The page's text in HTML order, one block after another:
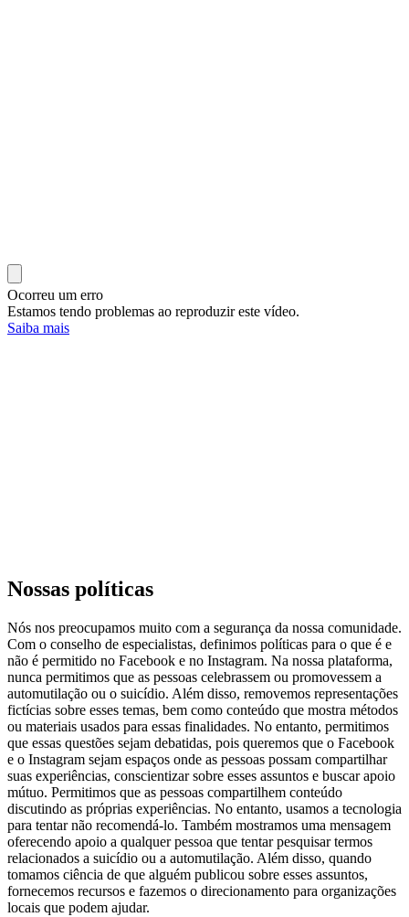
Ocorreu um erro
Estamos tendo problemas ao reproduzir este vídeo.
Saiba mais
Nossas políticas
Nós nos preocupamos muito com a segurança da nossa comunidade.
Com o conselho de especialistas, definimos políticas para o que é e
não é permitido no Facebook e no Instagram. Na nossa plataforma,
nunca permitimos que as pessoas celebrassem ou promovessem a
automutilação ou o suicídio. Além disso, removemos representações
fictícias sobre esses temas, bem como conteúdo que mostra métodos
ou materiais usados para essas finalidades. No entanto, permitimos
que essas questões sejam debatidas, pois queremos que o Facebook
e o Instagram sejam espaços onde as pessoas possam compartilhar
suas experiências, conscientizar sobre esses assuntos e buscar apoio
mútuo. Permitimos que as pessoas compartilhem conteúdo
discutindo as próprias experiências. No entanto, usamos a tecnologia
para tentar não recomendá-lo. Também mostramos uma mensagem
oferecendo apoio a qualquer pessoa que tentar pesquisar termos
relacionados a suicídio ou a automutilação. Além disso, quando
tomamos ciência de que alguém publicou sobre esses assuntos,
fornecemos recursos e fazemos o direcionamento para organizações
locais que podem ajudar.